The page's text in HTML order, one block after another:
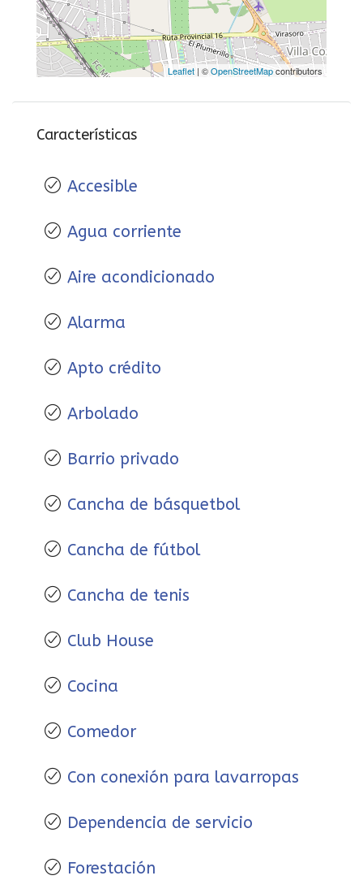
Leaflet | ©OpenStreetMapcontributors
Características
Accesible
Agua corriente
Aire acondicionado
Alarma
Apto crédito
Arbolado
Barrio privado
Cancha de básquetbol
Cancha de fútbol
Cancha de tenis
Club House
Cocina
Comedor
Con conexión para lavarropas
Dependencia de servicio
Forestación